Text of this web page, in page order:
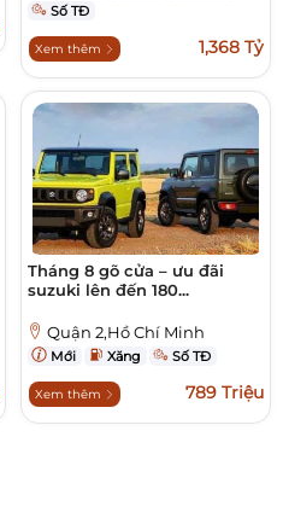
Số TĐ
Xem thêm 1,368 Tỷ
Tháng 8 gõ cửa – ưu đãi
suzuki lên đến 180...
Quận 2,Hồ Chí Minh
Mới Xăng Số TĐ
Xem thêm 789 Triệu